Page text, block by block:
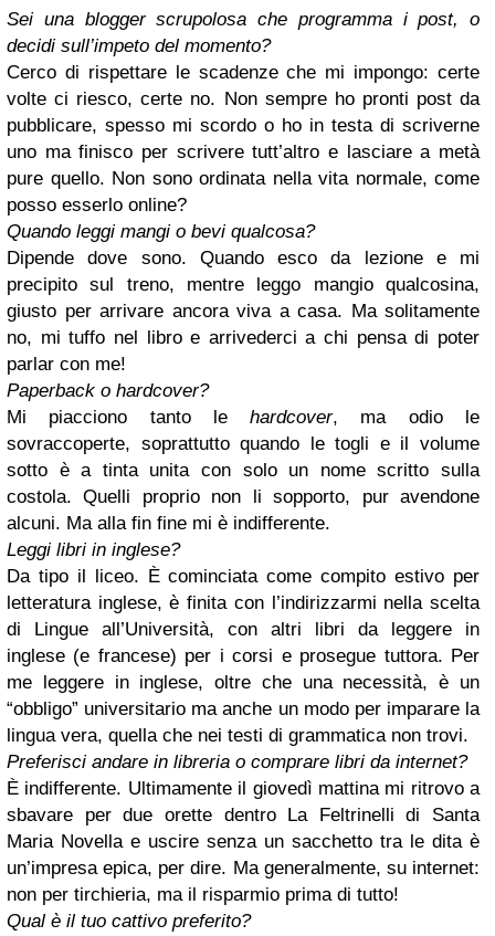
Sei una blogger scrupolosa che programma i post, o
decidi sull’impeto del momento?
Cerco di rispettare le scadenze che mi impongo: certe
volte ci riesco, certe no. Non sempre ho pronti post da
pubblicare, spesso mi scordo o ho in testa di scriverne
uno ma finisco per scrivere tutt’altro e lasciare a metà
pure quello. Non sono ordinata nella vita normale, come
posso esserlo online?
Quando leggi mangi o bevi qualcosa?
Dipende dove sono. Quando esco da lezione e mi
precipito sul treno, mentre leggo mangio qualcosina,
giusto per arrivare ancora viva a casa. Ma solitamente
no, mi tuffo nel libro e arrivederci a chi pensa di poter
parlar con me!
Paperback o hardcover?
Mi piacciono tanto lehardcover, ma odio le
sovraccoperte, soprattutto quando le togli e il volume
sotto è a tinta unita con solo un nome scritto sulla
costola. Quelli proprio non li sopporto, pur avendone
alcuni. Ma alla fin fine mi è indifferente.
Leggi libri in inglese?
Da tipo il liceo. È cominciata come compito estivo per
letteratura inglese, è finita con l’indirizzarmi nella scelta
di Lingue all’Università, con altri libri da leggere in
inglese (e francese) per i corsi e prosegue tuttora. Per
me leggere in inglese, oltre che una necessità, è un
“obbligo” universitario ma anche un modo per imparare la
lingua vera, quella che nei testi di grammatica non trovi.
Preferisci andare in libreria o comprare libri da internet?
È indifferente. Ultimamente il giovedì mattina mi ritrovo a
sbavare per due orette dentro La Feltrinelli di Santa
Maria Novella e uscire senza un sacchetto tra le dita è
un’impresa epica, per dire. Ma generalmente, su internet:
non per tirchieria, ma il risparmio prima di tutto!
Qual è il tuo cattivo preferito?